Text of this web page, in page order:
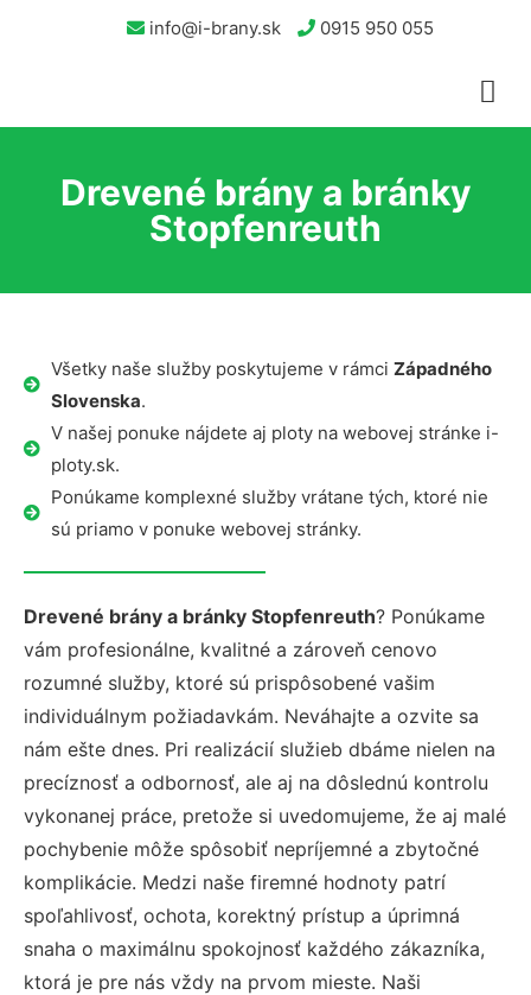
info@i-brany.sk 0915 950 055
Drevené brány a bránky
Stopfenreuth
Všetky naše služby poskytujeme v rámci Západného
Slovenska.
V našej ponuke nájdete aj ploty na webovej stránke i-
ploty.sk.
Ponúkame komplexné služby vrátane tých, ktoré nie
sú priamo v ponuke webovej stránky.
Drevené brány a bránky Stopfenreuth? Ponúkame
vám profesionálne, kvalitné a zároveň cenovo
rozumné služby, ktoré sú prispôsobené vašim
individuálnym požiadavkám. Neváhajte a ozvite sa
nám ešte dnes. Pri realizácií služieb dbáme nielen na
precíznosť a odbornosť, ale aj na dôslednú kontrolu
vykonanej práce, pretože si uvedomujeme, že aj malé
pochybenie môže spôsobiť nepríjemné a zbytočné
komplikácie. Medzi naše firemné hodnoty patrí
spoľahlivosť, ochota, korektný prístup a úprimná
snaha o maximálnu spokojnosť každého zákazníka,
ktorá je pre nás vždy na prvom mieste. Naši